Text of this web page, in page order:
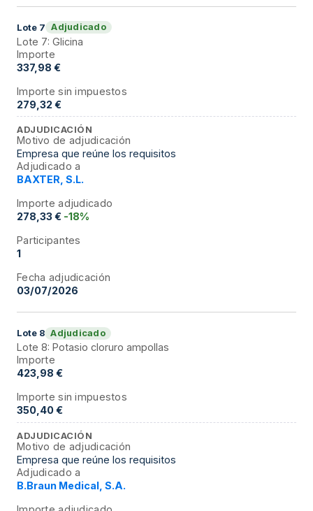
Lote 7 Adjudicado
Lote 7: Glicina
Importe
337,98 €
Importe sin impuestos
279,32 €
ADJUDICACIÓN
Motivo de adjudicación
Empresa que reúne los requisitos
Adjudicado a
BAXTER, S.L.
Importe adjudicado
278,33 € -18%
Participantes
1
Fecha adjudicación
03/07/2026
Lote 8 Adjudicado
Lote 8: Potasio cloruro ampollas
Importe
423,98 €
Importe sin impuestos
350,40 €
ADJUDICACIÓN
Motivo de adjudicación
Empresa que reúne los requisitos
Adjudicado a
B.Braun Medical, S.A.